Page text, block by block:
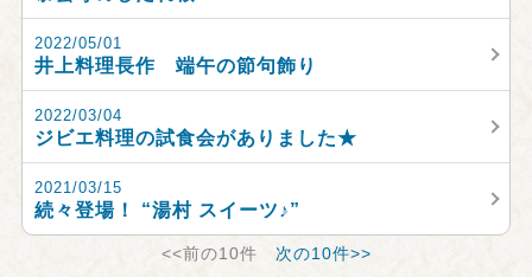
2022/05/01
井上料理長作 端午の節句飾り
2022/03/04
ジビエ料理の試食会がありました★
2021/03/15
続々登場！ “湯村 スイーツ♪”
<<前の10件 次の10件>>